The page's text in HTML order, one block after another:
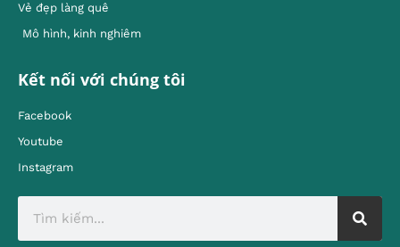
Vẻ đẹp làng quê
Mô hình, kinh nghiêm
Kết nối với chúng tôi
Facebook
Youtube
Instagram